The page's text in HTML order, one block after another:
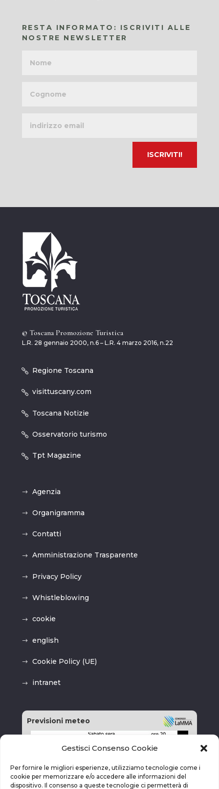
Gestisci Consenso Cookie
Per fornire le migliori esperienze, utilizziamo tecnologie come i
cookie per memorizzare e/o accedere alle informazioni del
dispositivo. Il consenso a queste tecnologie ci permetterà di
RESTA INFORMATO: ISCRIVITI ALLE
NOSTRE NEWSLETTER
email
© Toscana Promozione Turistica
L.R. 28 gennaio 2000, n.6 – L.R. 4 marzo 2016, n.22
Regione Toscana
visittuscany.com
Toscana Notizie
Osservatorio turismo
Tpt Magazine
Agenzia
Organigramma
Contatti
Amministrazione Trasparente
Privacy Policy
Whistleblowing
cookie
english
Cookie Policy (UE)
intranet
Previsioni meteo